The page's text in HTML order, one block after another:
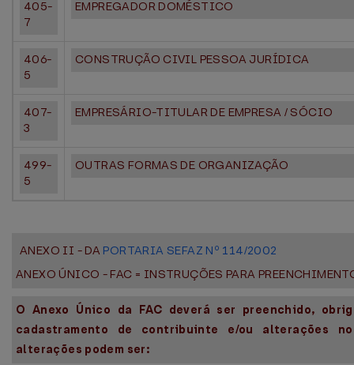
405-
7
EMPREGADOR DOMÉSTICO
406-
5
CONSTRUÇÃO CIVIL PESSOA JURÍDICA
407-
3
EMPRESÁRIO-TITULAR DE EMPRESA / SÓCIO
499-
5
OUTRAS FORMAS DE ORGANIZAÇÃO
ANEXO II - DA PORTARIA SEFAZ Nº 114/2002
ANEXO ÚNICO - FAC = INSTRUÇÕES PARA
O Anexo Único da FAC deverá ser preenchido,
cadastramento de contribuinte e/ou alterações
alterações podem ser: